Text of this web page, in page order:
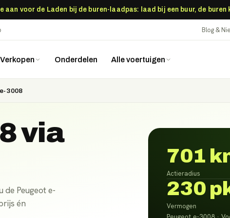
aan voor de Laden bij de buren-laadpas: laad bij een buur, de
Blog &
Verkopen Onderdelen Alle voertuigen
3008
via
de Peugeot e-
én
701
Actieradius
230
Vermogen